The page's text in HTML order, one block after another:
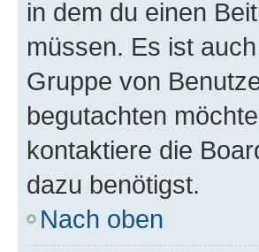
in dem du einen
müssen. Es ist
Gruppe von
begutachten
kontaktiere die
dazu benötigst.
Nach oben